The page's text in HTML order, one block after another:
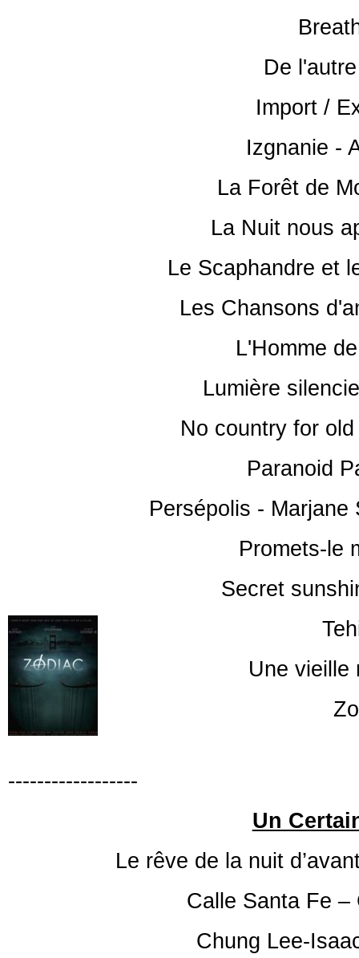
De
Import /
Izgnanie -
La Forêt de
La Nuit nous
Le Scaphandre et
Les Chansons
L'Homme
Lumière
No country for
Paranoid
Persépolis - Marjane
Promets-le
Secret
Une vieille
------------------
Un
Le rêve de la nuit
Calle Santa Fe –
Chung Lee-